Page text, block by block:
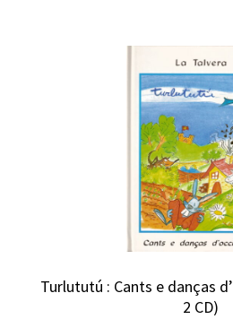
Turlututú : Cants e danças
2 CD)